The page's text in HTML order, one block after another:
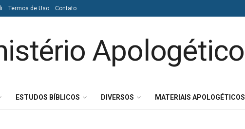
Termos de Uso Contato
ESTUDOS BÍBLICOS DIVERSOS MATERIAIS APOLOGÉTICOS